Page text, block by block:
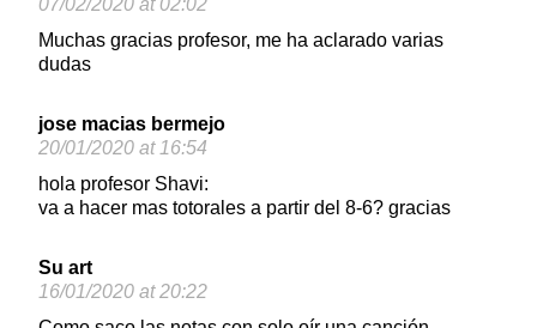
07/02/2020 at 02:02
Muchas gracias profesor, me ha aclarado varias
dudas
jose macias bermejo
20/01/2020 at 16:54
hola profesor Shavi:
va a hacer mas totorales a partir del 8-6? gracias
Su art
16/01/2020 at 20:22